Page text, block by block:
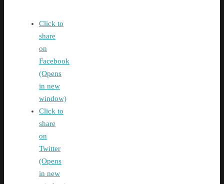
Click to
share
on
Facebook
(Opens
in new
window)
Click to
share
on
Twitter
(Opens
in new